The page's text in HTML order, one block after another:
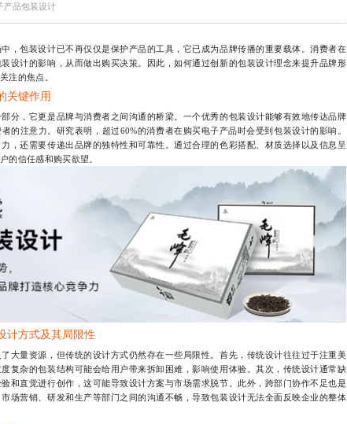
产品包装设计
，包装设计已不再仅仅是保护产品的工具，它已成为品牌传播的重要载体。消费者在
设计的影响，从而做出购买决策。因此，如何通过创新的包装设计理念来提升品牌形
注的焦点。
关键作用
分，它更是品牌与消费者之间沟通的桥梁。一个优秀的包装设计能够有效地传达品牌
的注意力。研究表明，超过60%的消费者在购买电子产品时会受到包装设计的影响。
，还需要传递出品牌的独特性和可靠性。通过合理的色彩搭配、材质选择以及信息呈
的信任感和购买欲望。
计方式及其局限性
大量资源，但传统的设计方式仍然存在一些局限性。首先，传统设计往往过于注重美
复杂的包装结构可能会给用户带来拆卸困难，影响使用体验。其次，传统设计通常缺
和直觉进行创作，这可能导致设计方案与市场需求脱节。此外，跨部门协作不足也是
场营销、研发和生产等部门之间的沟通不畅，导致包装设计无法全面反映企业的整体